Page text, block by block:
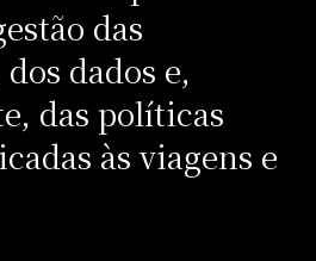
das
dados e,
das políticas
às viagens e